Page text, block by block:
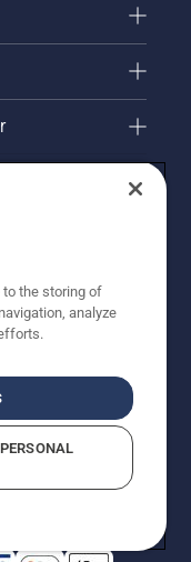
Priserna
Alla angivna
(inkl.
för direkt köp.
to the storing of
analyze